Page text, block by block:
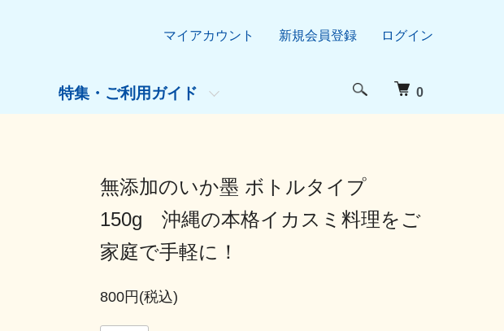
0
特集・ご利用ガイド
マイアカウント 新規会員登録 ログイン
無添加のいか墨 ボトルタイプ
150g 沖縄の本格イカスミ料理をご
家庭で手軽に！
800円(税込)